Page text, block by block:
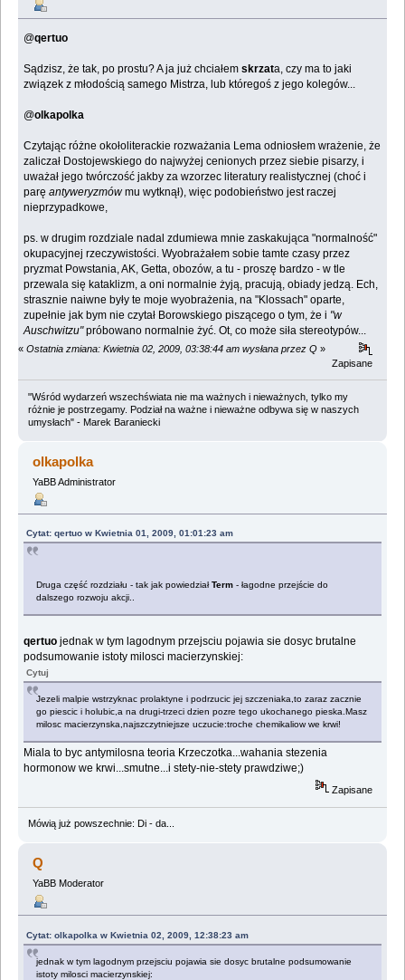
@qertuo
Sądzisz, że tak, po prostu? A ja już chciałemskrzata, czy ma to jaki
związek z młodością samego Mistrza, lub któregoś z jego kolegów...
@olkapolka
Czytając różne okołoliterackie rozważania Lema odniosłem wrażenie, że
zaliczał Dostojewskiego do najwyżej cenionych przez siebie pisarzy, i
uważał jego twórczość jakby za wzorzec literatury realistycznej (choć i
paręantyweryzmówmu wytknął), więc podobieństwo jest raczej
nieprzypadkowe,
ps. w drugim rozdziale nadal zdumiewa mnie zaskakująca "normalność"
okupacyjnej rzeczywistości. Wyobrażałem sobie tamte czasy przez
pryzmat Powstania, AK, Getta, obozów, a tu - proszę bardzo - w tle
przewala się kataklizm, a oni normalnie żyją, pracują, obiady jedzą. Ech,
strasznie naiwne były te moje wyobrażenia, na "Klossach" oparte,
zupełnie jak bym nie czytał Borowskiego piszącego o tym, że i "w
Auschwitzu"próbowano normalnie żyć. Ot, co może siła stereotypów...
« Ostatnia zmiana: Kwietnia 02, 2009, 03:38:44 am wysłana przez Q »
Zapisane
"Wśród wydarzeń wszechświata nie ma ważnych i nieważnych, tylko my
różnie je postrzegamy. Podział na ważne i nieważne odbywa się w naszych
umysłach" - Marek Baraniecki
olkapolka
YaBB Administrator
Cytat: qertuo w Kwietnia 01, 2009, 01:01:23 am
Druga część rozdziału - tak jak powiedziałTerm - łagodne przejście do
dalszego rozwoju akcji..
qertuo jednak w tym lagodnym przejsciu pojawia sie dosyc brutalne
podsumowanie istoty milosci macierzynskiej:
Cytuj
Jezeli malpie wstrzyknac prolaktyne i podrzucic jej szczeniaka,to zaraz zacznie
go piescic i holubic,a na drugi-trzeci dzien pozre tego ukochanego pieska.Masz
milosc macierzynska,najszczytniejsze uczucie:troche chemikaliow we krwi!
Miala to byc antymilosna teoria Krzeczotka...wahania stezenia
hormonow we krwi...smutne...i stety-nie-stety prawdziwe;)
Zapisane
Mówią już powszechnie: Di - da...
Q
YaBB Moderator
Cytat: olkapolka w Kwietnia 02, 2009, 12:38:23 am
jednak w tym lagodnym przejsciu pojawia sie dosyc brutalne podsumowanie
istoty milosci macierzynskiej: